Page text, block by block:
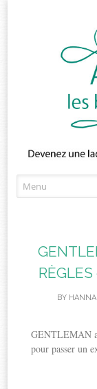
BY HANNA
GENTLEMAN
pour passer un